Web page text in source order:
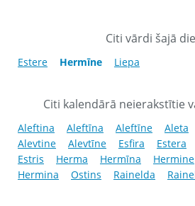
Citi vārdi šajā
Estere Hermīne Liepa
Citi kalendārā neierakstītie
Aleftina Aleftīna Aleftīne Aleta
Alevtine
Alevtīne Esfira Estera
Estris
Herma Hermīna Hermine
Hermina
Ostins Rainelda